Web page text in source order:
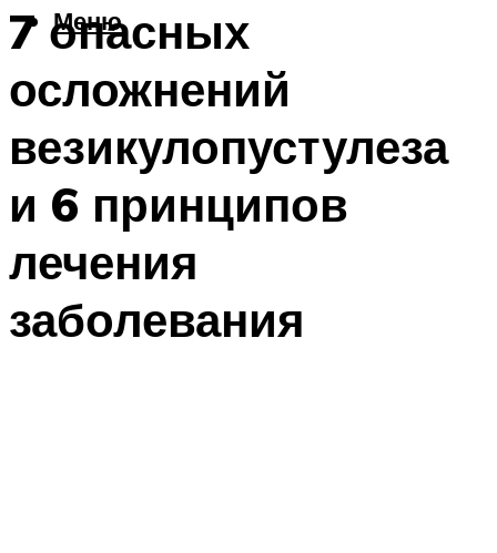
Меню
7 опасных
осложнений
везикулопустулеза
и 6 принципов
лечения
заболевания